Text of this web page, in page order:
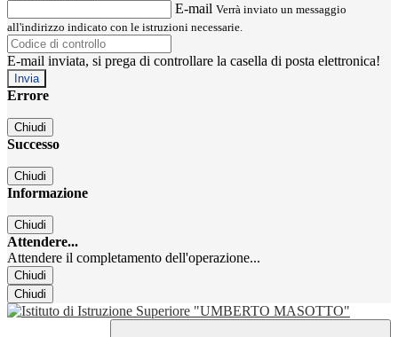
E-mail Verrà inviato un messaggio
all'indirizzo indicato con le istruzioni necessarie.
E-mail inviata, si prega di controllare la casella di posta elettronica!
Errore
Chiudi
Successo
Chiudi
Informazione
Chiudi
Attendere...
Attendere il completamento dell'operazione...
Chiudi
Chiudi